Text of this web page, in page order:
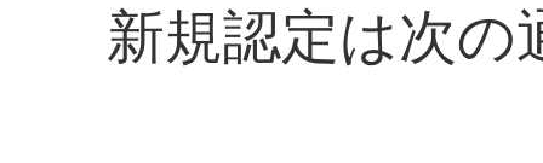
新規認定は次の